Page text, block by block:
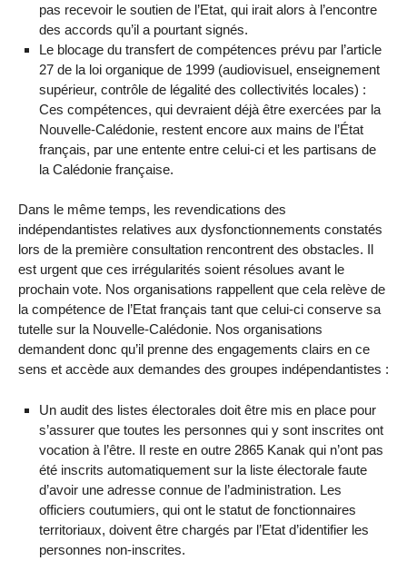
pas recevoir le soutien de l’Etat, qui irait alors à l’encontre
des accords qu’il a pourtant signés.
Le blocage du transfert de compétences prévu par l’article
27 de la loi organique de 1999 (audiovisuel, enseignement
supérieur, contrôle de légalité des collectivités locales) :
Ces compétences, qui devraient déjà être exercées par la
Nouvelle-Calédonie, restent encore aux mains de l’État
français, par une entente entre celui-ci et les partisans de
la Calédonie française.
Dans le même temps, les revendications des
indépendantistes relatives aux dysfonctionnements constatés
lors de la première consultation rencontrent des obstacles. Il
est urgent que ces irrégularités soient résolues avant le
prochain vote. Nos organisations rappellent que cela relève de
la compétence de l’Etat français tant que celui-ci conserve sa
tutelle sur la Nouvelle-Calédonie. Nos organisations
demandent donc qu’il prenne des engagements clairs en ce
sens et accède aux demandes des groupes indépendantistes :
Un audit des listes électorales doit être mis en place pour
s’assurer que toutes les personnes qui y sont inscrites ont
vocation à l’être. Il reste en outre 2865 Kanak qui n’ont pas
été inscrits automatiquement sur la liste électorale faute
d’avoir une adresse connue de l’administration. Les
officiers coutumiers, qui ont le statut de fonctionnaires
territoriaux, doivent être chargés par l’Etat d’identifier les
personnes non-inscrites.